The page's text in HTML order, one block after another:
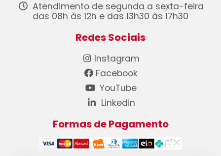
Atendimento de segunda a sexta-feira
das 08h às 12h e das 13h30 às 17h30
Redes Sociais
Instagram
Facebook
YouTube
Linkedin
Formas de Pagamento